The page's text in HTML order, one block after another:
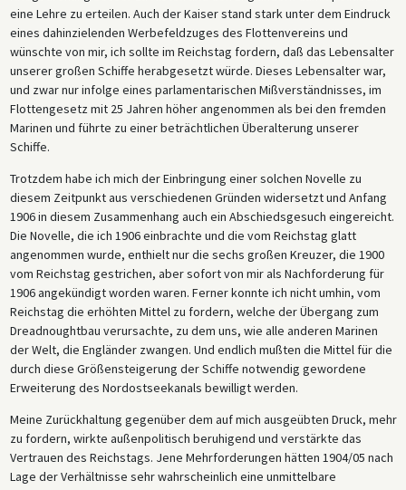
eine Lehre zu erteilen. Auch der Kaiser stand stark unter dem Eindruck
eines dahinzielenden Werbefeldzuges des Flottenvereins und
wünschte von mir, ich sollte im Reichstag fordern, daß das Lebensalter
unserer großen Schiffe herabgesetzt würde. Dieses Lebensalter war,
und zwar nur infolge eines parlamentarischen Mißverständnisses, im
Flottengesetz mit 25 Jahren höher angenommen als bei den fremden
Marinen und führte zu einer beträchtlichen Überalterung unserer
Schiffe.
Trotzdem habe ich mich der Einbringung einer solchen Novelle zu
diesem Zeitpunkt aus verschiedenen Gründen widersetzt und Anfang
1906 in diesem Zusammenhang auch ein Abschiedsgesuch eingereicht.
Die Novelle, die ich 1906 einbrachte und die vom Reichstag glatt
angenommen wurde, enthielt nur die sechs großen Kreuzer, die 1900
vom Reichstag gestrichen, aber sofort von mir als Nachforderung für
1906 angekündigt worden waren. Ferner konnte ich nicht umhin, vom
Reichstag die erhöhten Mittel zu fordern, welche der Übergang zum
Dreadnoughtbau verursachte, zu dem uns, wie alle anderen Marinen
der Welt, die Engländer zwangen. Und endlich mußten die Mittel für die
durch diese Größensteigerung der Schiffe notwendig gewordene
Erweiterung des Nordostseekanals bewilligt werden.
Meine Zurückhaltung gegenüber dem auf mich ausgeübten Druck, mehr
zu fordern, wirkte außenpolitisch beruhigend und verstärkte das
Vertrauen des Reichstags. Jene Mehrforderungen hätten 1904/05 nach
Lage der Verhältnisse sehr wahrscheinlich eine unmittelbare